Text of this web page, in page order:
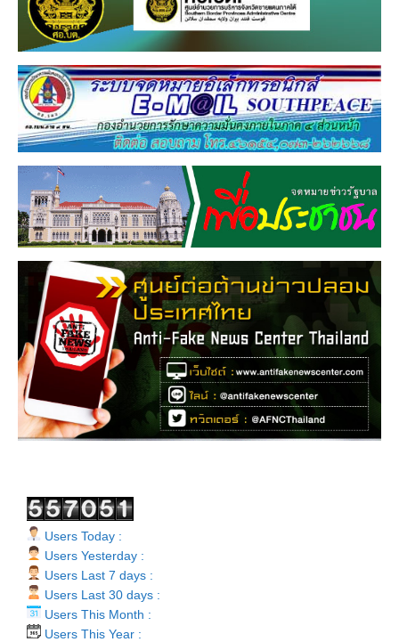
Users Today :
Users Yesterday :
Users Last 7 days :
Users Last 30 days :
Users This Month :
Users This Year :